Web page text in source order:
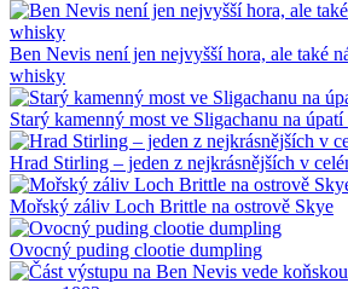
Ben Nevis není jen nejvyšší hora, ale také
whisky
Starý kamenný most ve Sligachanu na
Hrad Stirling – jeden z nejkrásnějších v
Mořský záliv Loch Brittle na ostrově Skye
Ovocný puding clootie dumpling